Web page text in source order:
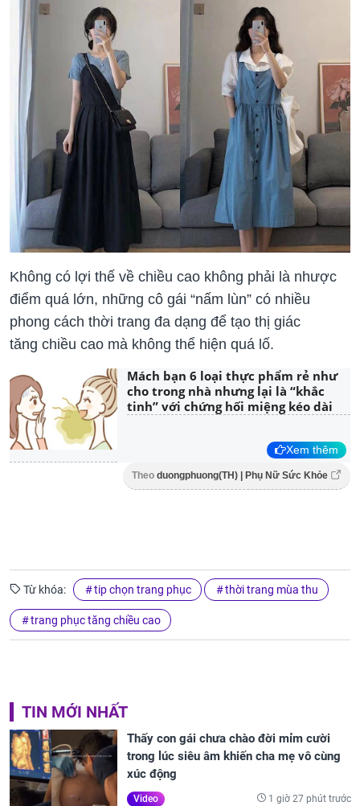
Không có lợi thế về chiều cao không phải là nhược
điểm quá lớn, những cô gái “nấm lùn” có nhiều
phong cách thời trang đa dạng để tạo thị giác
tăng chiều cao mà không thể hiện quá lố.
Mách bạn 6 loại thực phẩm rẻ như
cho trong nhà nhưng lại là “khắc
tinh” với chứng hối miệng kéo dài
Xem thêm
Theo duongphuong(TH) | Phụ Nữ Sức Khỏe
Từ khóa: tip chọn trang phục thời trang mùa thu
trang phục tăng chiều cao
TIN MỚI NHẤT
Thấy con gái chưa chào đời mỉm cười
trong lúc siêu âm khiến cha mẹ vô cùng
xúc động
Video 1 giờ 27 phút trước